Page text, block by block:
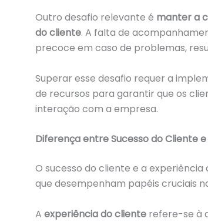
Outro desafio relevante é manter a
do cliente. A falta de
precoce em caso de problemas,
Superar esse desafio requer a
de recursos para garantir que os
interação com a empresa.
Diferença entre Sucesso do Cliente
O sucesso do cliente e a
que desempenham papéis cruciais
A experiência do cliente refere-se à